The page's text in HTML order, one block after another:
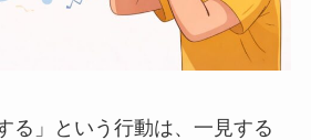
る」という行動は、一見する